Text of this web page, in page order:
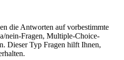
die Antworten auf vorbestimmte
nein-Fragen, Multiple-Choice-
Dieser Typ Fragen hilft Ihnen,